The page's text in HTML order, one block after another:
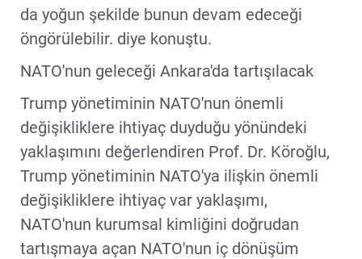
da yoğun şekilde bunun devam edeceği
öngörülebilir. diye konuştu.
NATO'nun geleceği Ankara'da tartışılacak
Trump yönetiminin NATO'nun önemli
değişikliklere ihtiyaç duyduğu yönündeki
yaklaşımını değerlendiren Prof. Dr. Köroğlu,
Trump yönetiminin NATO'ya ilişkin önemli
değişikliklere ihtiyaç var yaklaşımı,
NATO'nun kurumsal kimliğini doğrudan
tartışmaya açan NATO'nun iç dönüşüm